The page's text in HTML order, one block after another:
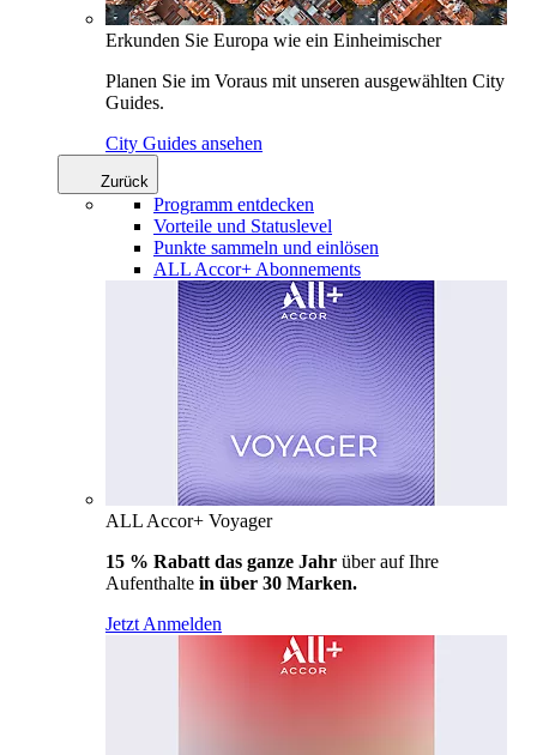
Erkunden Sie Europa wie ein Einheimischer
Planen Sie im Voraus mit unseren ausgewählten City
Guides.
City Guides ansehen
Zurück
Programm entdecken
Vorteile und Statuslevel
Punkte sammeln und einlösen
ALL Accor+ Abonnements
ALL Accor+ Voyager
15 % Rabatt das ganze Jahr über auf Ihre
Aufenthalte in über 30 Marken.
Jetzt Anmelden